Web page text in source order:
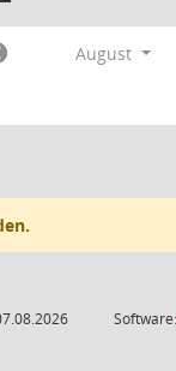
August
Software: